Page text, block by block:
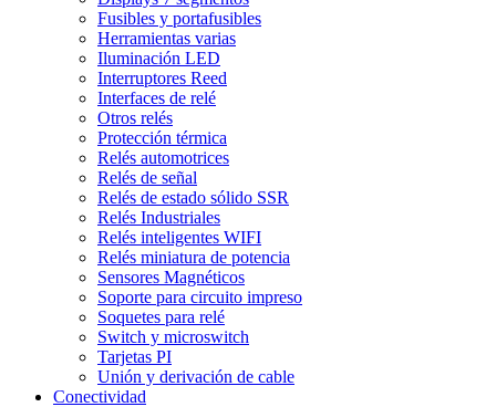
Fusibles y portafusibles
Herramientas varias
Iluminación LED
Interruptores Reed
Interfaces de relé
Otros relés
Protección térmica
Relés automotrices
Relés de señal
Relés de estado sólido SSR
Relés Industriales
Relés inteligentes WIFI
Relés miniatura de potencia
Sensores Magnéticos
Soporte para circuito impreso
Soquetes para relé
Switch y microswitch
Tarjetas PI
Unión y derivación de cable
Conectividad